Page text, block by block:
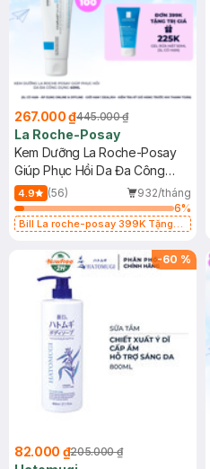
267.000 ₫445.000 ₫
La Roche-Posay
Kem Dưỡng La Roche-Posay
Giúp Phục Hồi Da Đa Công
Dụng 40ml
4.9 (56)
932/tháng
6%
Bill La roche-posay 399K Tặng
(SL có hạn)
-60 %
82.000 ₫205.000 ₫